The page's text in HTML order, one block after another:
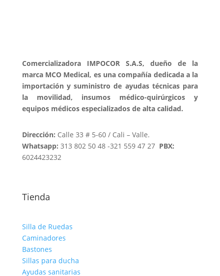
Comercializadora IMPOCOR S.A.S, dueño de la
marca MCO Medical, es una compañía dedicada a la
importación y suministro de ayudas técnicas para
la movilidad, insumos médico-quirúrgicos y
equipos médicos especializados de alta calidad.
Dirección: Calle 33 # 5-60 / Cali – Valle.
Whatsapp: 313 802 50 48 -321 559 47 27 PBX:
6024423232
Tienda
Silla de Ruedas
Caminadores
Bastones
Sillas para ducha
Ayudas sanitarias